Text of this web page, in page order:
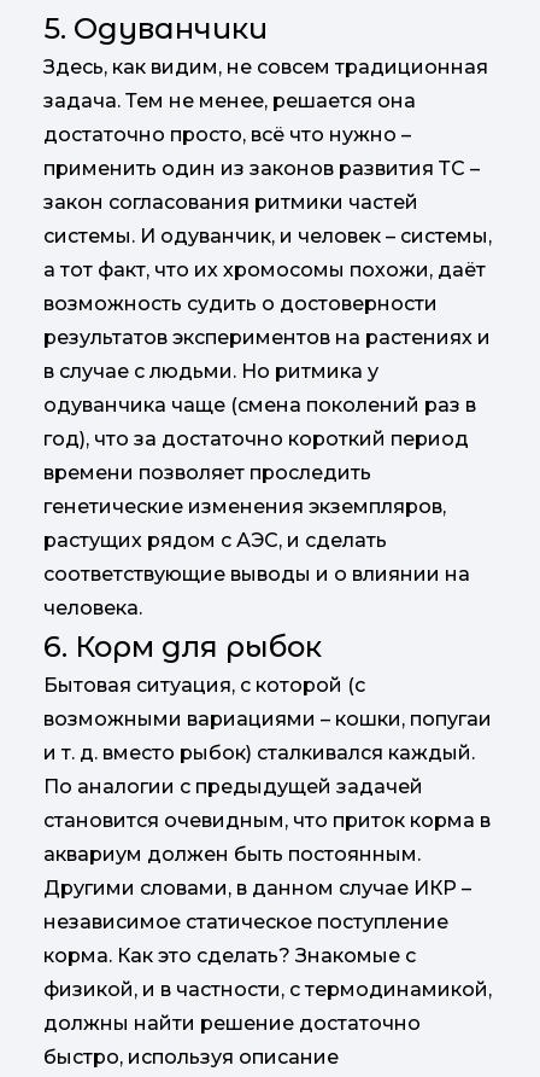
5. Одуванчики
Здесь, как видим, не совсем традиционная
задача. Тем не менее, решается она
достаточно просто, всё что нужно –
применить один из законов развития ТС –
закон согласования ритмики частей
системы. И одуванчик, и человек – системы,
а тот факт, что их хромосомы похожи, даёт
возможность судить о достоверности
результатов экспериментов на растениях и
в случае с людьми. Но ритмика у
одуванчика чаще (смена поколений раз в
год), что за достаточно короткий период
времени позволяет проследить
генетические изменения экземпляров,
растущих рядом с АЭС, и сделать
соответствующие выводы и о влиянии на
человека.
6. Корм для рыбок
Бытовая ситуация, с которой (с
возможными вариациями – кошки, попугаи
и т. д. вместо рыбок) сталкивался каждый.
По аналогии с предыдущей задачей
становится очевидным, что приток корма в
аквариум должен быть постоянным.
Другими словами, в данном случае ИКР –
независимое статическое поступление
корма. Как это сделать? Знакомые с
физикой, и в частности, с термодинамикой,
должны найти решение достаточно
быстро, используя описание